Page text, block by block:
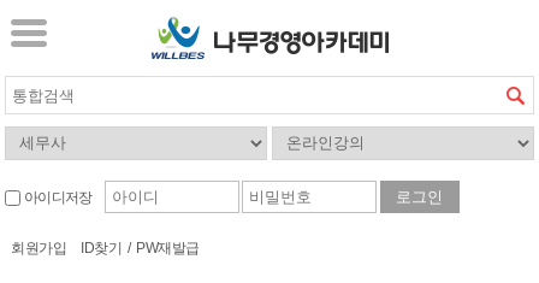
아이디저장
회원가입 ID찾기 / PW재발급